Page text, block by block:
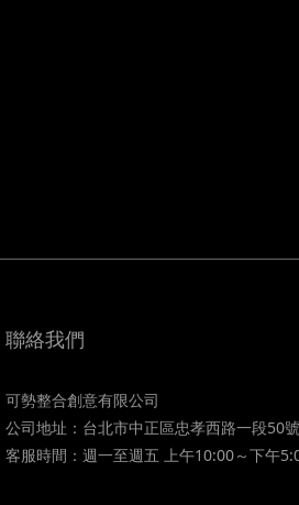
聯絡我們
可勢整合創意有限公司
公司地址：台北市中正區忠孝西路一段50
客服時間：週一至週五 上午10:00～下午